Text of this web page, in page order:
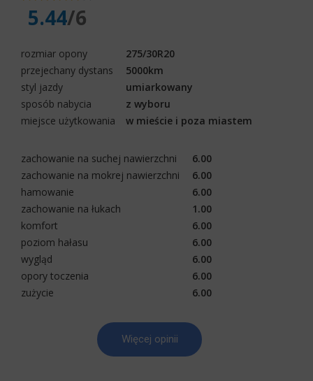
5.44/6
rozmiar opony
275/30R20
przejechany dystans
5000km
styl jazdy
umiarkowany
sposób nabycia
z wyboru
miejsce użytkowania
w mieście i poza miastem
zachowanie na suchej nawierzchni
6.00
zachowanie na mokrej nawierzchni
6.00
hamowanie
6.00
zachowanie na łukach
1.00
komfort
6.00
poziom hałasu
6.00
wygląd
6.00
opory toczenia
6.00
zużycie
6.00
Więcej opinii